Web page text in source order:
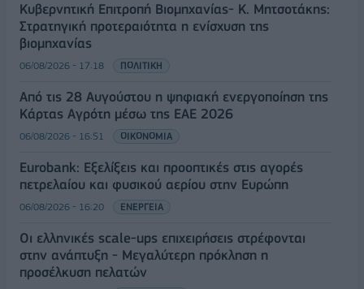
Κυβερνητική Επιτροπή Βιομηχανίας- Κ. Μητσοτάκης:
Στρατηγική προτεραιότητα η ενίσχυση της
βιομηχανίας
06/08/2026 - 17:18 ΠΟΛΙΤΙΚΗ
Από τις 28 Αυγούστου η ψηφιακή ενεργοποίηση της
Κάρτας Αγρότη μέσω της ΕΑΕ 2026
06/08/2026 - 16:51 ΟΙΚΟΝΟΜΙΑ
Eurobank: Εξελίξεις και προοπτικές στις αγορές
πετρελαίου και φυσικού αερίου στην Ευρώπη
06/08/2026 - 16:20 ΕΝΕΡΓΕΙΑ
Οι ελληνικές scale-ups επιχειρήσεις στρέφονται
στην ανάπτυξη - Μεγαλύτερη πρόκληση η
προσέλκυση πελατών